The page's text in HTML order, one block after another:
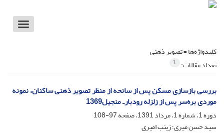
Toggle
کلیدواژه‌ها =تصویر ذهنی
تعداد مقالات: 1
بررسی بازسازی مسکن پس از سانحه از منظر تصویر ذهنی ساکنان، نمونه
موردی بره‌سر پس از زلزله رودبارـ منجیل1369
دوره 1، شماره 1، مرداد 1391، صفحه
97-108
سید حسن میری؛ زینب امیری